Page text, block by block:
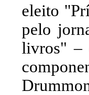
eleito
pelo
livros" –